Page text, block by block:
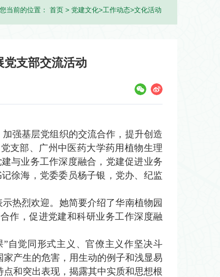
您当前的位置： 首页 > 党建文化>工作动态>文化活动
支部交流活动
强基层党组织的交流合作，提升创造
支部、广州中医药大学药用植物生理
与业务工作深度融合，党建促进业务
徐海，党委委员杨子银，党办、纪监
热烈欢迎。她简要介绍了华南植物园
作，促进党建和科研业务工作深度融
”自觉同形式主义、官僚主义作坚决斗
产生的危害，用生动的例子和浅显易
和突出表现，揭露其中实质和思想根